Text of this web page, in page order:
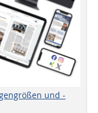
und -